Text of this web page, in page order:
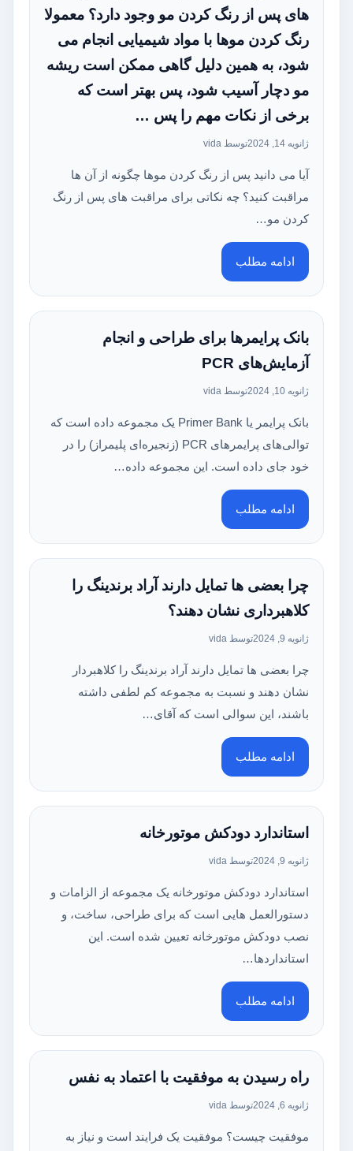
های پس از رنگ کردن مو وجود دارد؟ معمولا
رنگ کردن موها با مواد شیمیایی انجام می‌
شود، به همین دلیل گاهی ممکن است ریشه
مو دچار آسیب شود، پس بهتر است که
برخی از نکات مهم را پس …
ژانویه 14, 2024 توسط vida
آیا می‌ دانید پس از رنگ کردن موها چگونه از آن ها
مراقبت کنید؟ چه نکاتی برای مراقبت‌ های پس از رنگ
کردن مو…
ادامه مطلب
بانک پرایمرها برای طراحی و انجام
آزمایش‌های PCR
ژانویه 10, 2024 توسط vida
بانک پرایمر یا Primer Bank یک مجموعه داده است که
توالی‌های پرایمرهای PCR (زنجیره‌ای پلیمراز) را در
خود جای داده است. این مجموعه داده…
ادامه مطلب
چرا بعضی ها تمایل دارند آراد برندینگ را
کلاهبرداری نشان دهند؟
ژانویه 9, 2024 توسط vida
چرا بعضی ها تمایل دارند آراد برندینگ را کلاهبردار
نشان دهند و نسبت به مجموعه کم لطفی داشته
باشند، این سوالی است که آقای…
ادامه مطلب
استاندارد دودکش موتورخانه
ژانویه 9, 2024 توسط vida
استاندارد دودکش موتورخانه یک مجموعه از الزامات و
دستورالعمل هایی است که برای طراحی، ساخت، و
نصب دودکش موتورخانه تعیین شده است. این
استانداردها…
ادامه مطلب
راه رسیدن به موفقیت با اعتماد به نفس
ژانویه 6, 2024 توسط vida
موفقیت چیست؟ موفقیت یک فرایند است و نیاز به